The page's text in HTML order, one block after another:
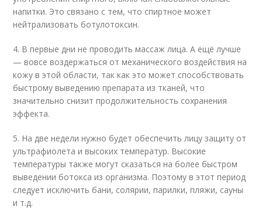
напитки. Это связано с тем, что спиртное может
нейтрализовать ботулотоксин.
4. В первые дни не проводить массаж лица. А ещё лучше
— вовсе воздержаться от механического воздействия на
кожу в этой области, так как это может способствовать
быстрому выведению препарата из тканей, что
значительно снизит продолжительность сохранения
эффекта.
5. На две недели нужно будет обеспечить лицу защиту от
ультрафиолета и высоких температур. Высокие
температуры также могут сказаться на более быстром
выведении ботокса из организма. Поэтому в этот период
следует исключить бани, солярии, парилки, пляжи, сауны
и т.д.